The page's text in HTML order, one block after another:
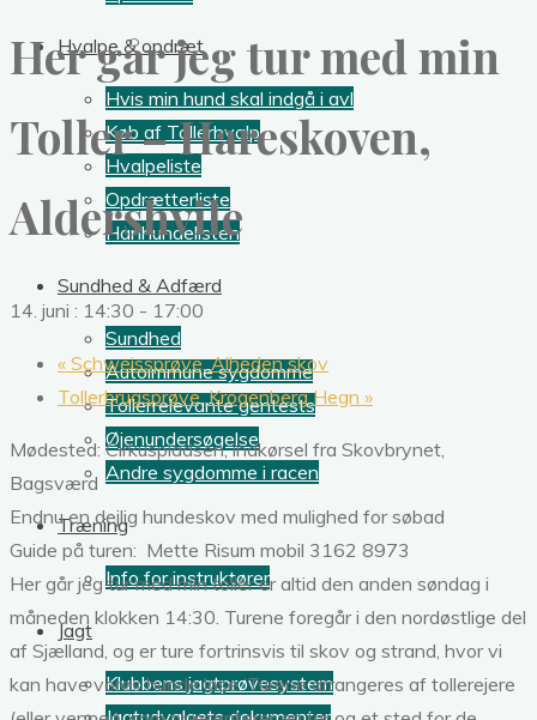
Hvalpe & opdræt
Hvis min hund skal indgå i avl
Køb af Tollerhvalp
Hvalpeliste
Opdrætterliste
Hanhundelisten
Sundhed & Adfærd
Sundhed
Autoimmune sygdomme
Tollerrelevante gentests
Øjenundersøgelse
Andre sygdomme i racen
Træning
Info for instruktører
Jagt
Klubbens jagtprøvesystem
Her går jeg tur med min
Toller – Hareskoven,
Aldershvile
14. juni : 14:30 - 17:00
« Schweissprøve, Alheden skov
Tollerbrugsprøve, Krogenberg Hegn »
Mødested: Cirkuspladsen, indkørsel fra Skovbrynet,
Bagsværd
Endnu en dejlig hundeskov med mulighed for søbad
Guide på turen: Mette Risum mobil 3162 8973
Her går jeg tur med min toller er altid den anden søndag i
måneden klokken 14:30. Turene foregår i den nordøstlige del
af Sjælland, og er ture fortrinsvis til skov og strand, hvor vi
kan have vores hunde løse. Turene arrangeres af tollerejere